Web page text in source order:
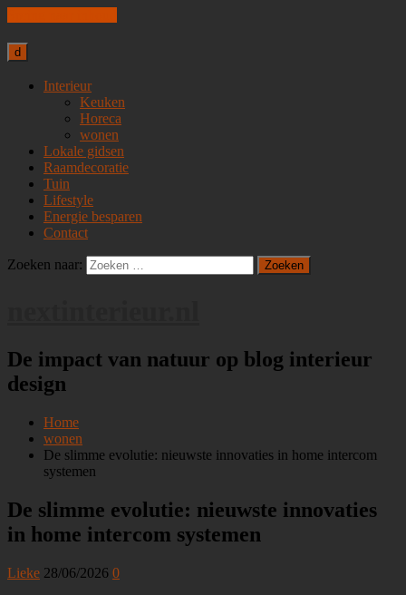
d
Interieur
Keuken
Horeca
wonen
Lokale gidsen
Raamdecoratie
Tuin
Lifestyle
Energie besparen
Contact
Zoeken naar:
De impact van natuur op blog interieur
design
Home
wonen
De slimme evolutie: nieuwste innovaties in home intercom
systemen
De slimme evolutie: nieuwste innovaties
in home intercom systemen
Lieke 28/06/2026 0